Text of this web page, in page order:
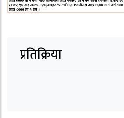
प्रतिक्रिया